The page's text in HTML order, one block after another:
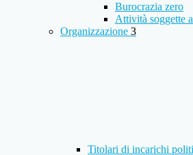
Burocrazia zero
Attività soggette
Organizzazione 3
Titolari di incarichi